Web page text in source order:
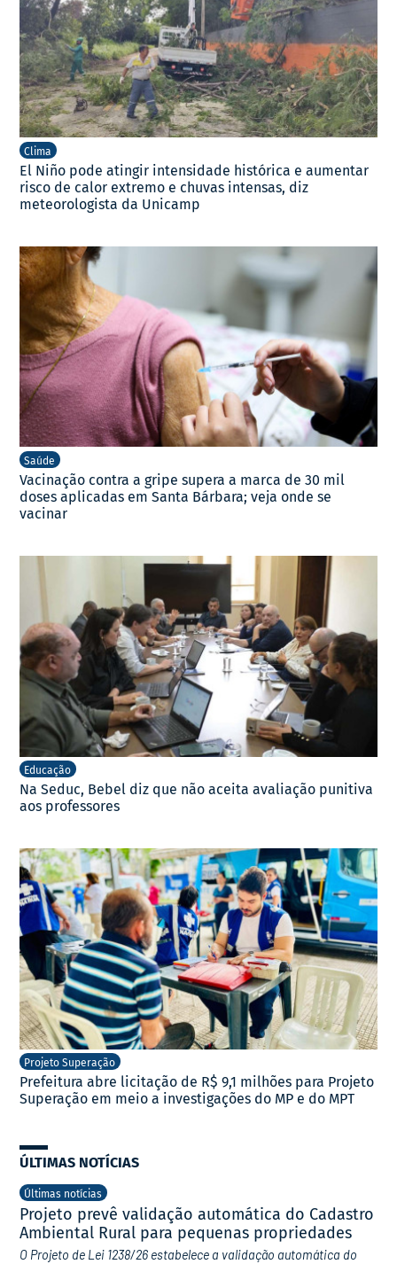
Clima
El Niño pode atingir intensidade histórica e aumentar
risco de calor extremo e chuvas intensas, diz
meteorologista da Unicamp
Saúde
Vacinação contra a gripe supera a marca de 30 mil
doses aplicadas em Santa Bárbara; veja onde se
vacinar
Educação
Na Seduc, Bebel diz que não aceita avaliação punitiva
aos professores
Projeto Superação
Prefeitura abre licitação de R$ 9,1 milhões para Projeto
Superação em meio a investigações do MP e do MPT
ÚLTIMAS NOTÍCIAS
Últimas notícias
Projeto prevê validação automática do Cadastro
Ambiental Rural para pequenas propriedades
O Projeto de Lei 1238/26 estabelece a validação automática do